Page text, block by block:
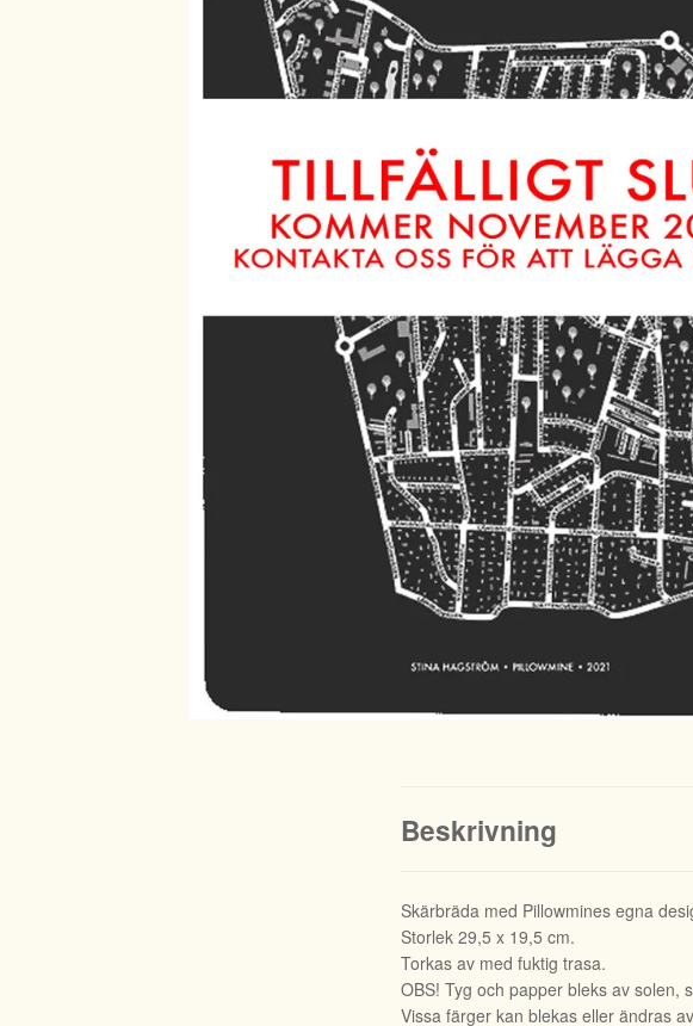
Beskrivning
Skärbräda med Pillowmines egna
Storlek 29,5 x 19,5 cm.
Torkas av med fuktig trasa.
OBS! Tyg och papper bleks av solen,
Vissa färger kan blekas eller ändras